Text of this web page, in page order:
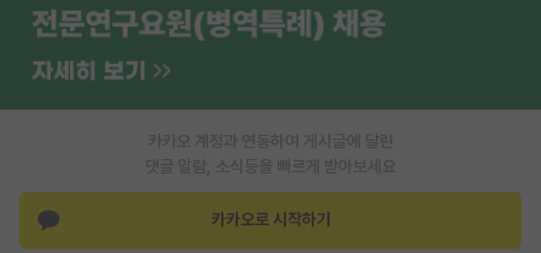
커리어
유학교육
이벤트
반도체 아카데미
재팬라운지 🌸
카카오 계정과 연동하여 게시글에 달린
댓글 알람, 소식등을 빠르게 받아보세요
카카오로 시작하기